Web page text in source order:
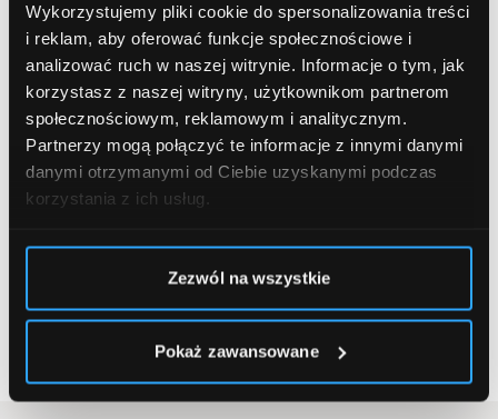
Wykorzystujemy pliki cookie do spersonalizowania treści
i reklam, aby oferować funkcje społecznościowe i
analizować ruch w naszej witrynie. Informacje o tym, jak
korzystasz z naszej witryny, użytkownikom partnerom
społecznościowym, reklamowym i analitycznym.
Partnerzy mogą połączyć te informacje z innymi danymi
danymi otrzymanymi od Ciebie uzyskanymi podczas
korzystania z ich usług.
Zezwól na wszystkie
Pokaż zawansowane
optymalnych rezultatów liczbę zabiegów, która u
każdego może być inna.
Polecane zabiegi epilacji:
Depilacja Laserowa
Again Pro Deka – Depilacja Laserowa Premium
Thunder Quanta – Depilacja Laserowa Premium
Motus Deka – Depilacja Laserowa